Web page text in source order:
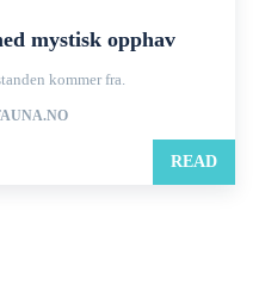
mystisk opphav
kommer fra.
READ